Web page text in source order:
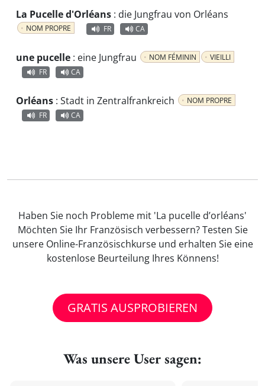
La Pucelle d'Orléans : die Jungfrau von Orléans
NOM PROPRE FR CA
une pucelle : eine Jungfrau NOM FÉMININ
VIEILLI
FR
CA
Orléans : Stadt in Zentralfrankreich
NOM PROPRE
FR
CA
Haben Sie noch Probleme mit 'La pucelle d’orléans'
Möchten Sie Ihr Französisch verbessern? Testen Sie
unsere Online-Französischkurse und erhalten Sie eine
kostenlose Beurteilung Ihres Könnens!
GRATIS AUSPROBIEREN
Was unsere User sagen: